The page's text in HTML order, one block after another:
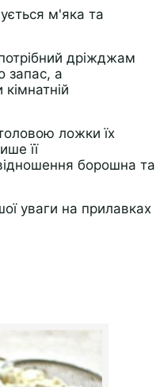
м'яка та
дріжджам
запас, а
ложки їх
її
борошна та
уваги на прилавках